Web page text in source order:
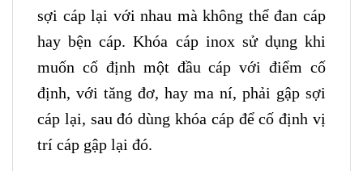
sợi cáp lại với nhau mà không thể đan cáp
hay bện cáp. Khóa cáp inox sử dụng khi
muốn cố định một đầu cáp với điểm cố
định, với tăng đơ, hay ma ní, phải gập sợi
cáp lại, sau đó dùng khóa cáp để cố định vị
trí cáp gập lại đó.